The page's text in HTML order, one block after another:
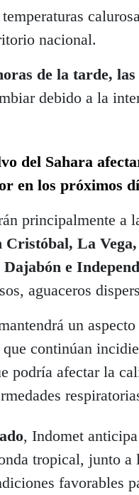
nacional.
de la tarde,
debido a la
del Sahara
en los próximos
principalmente a
Cristóbal, La
e
aguaceros
un
que continúan
podría afectar la
, Indomet
tropical, junto a
favorables